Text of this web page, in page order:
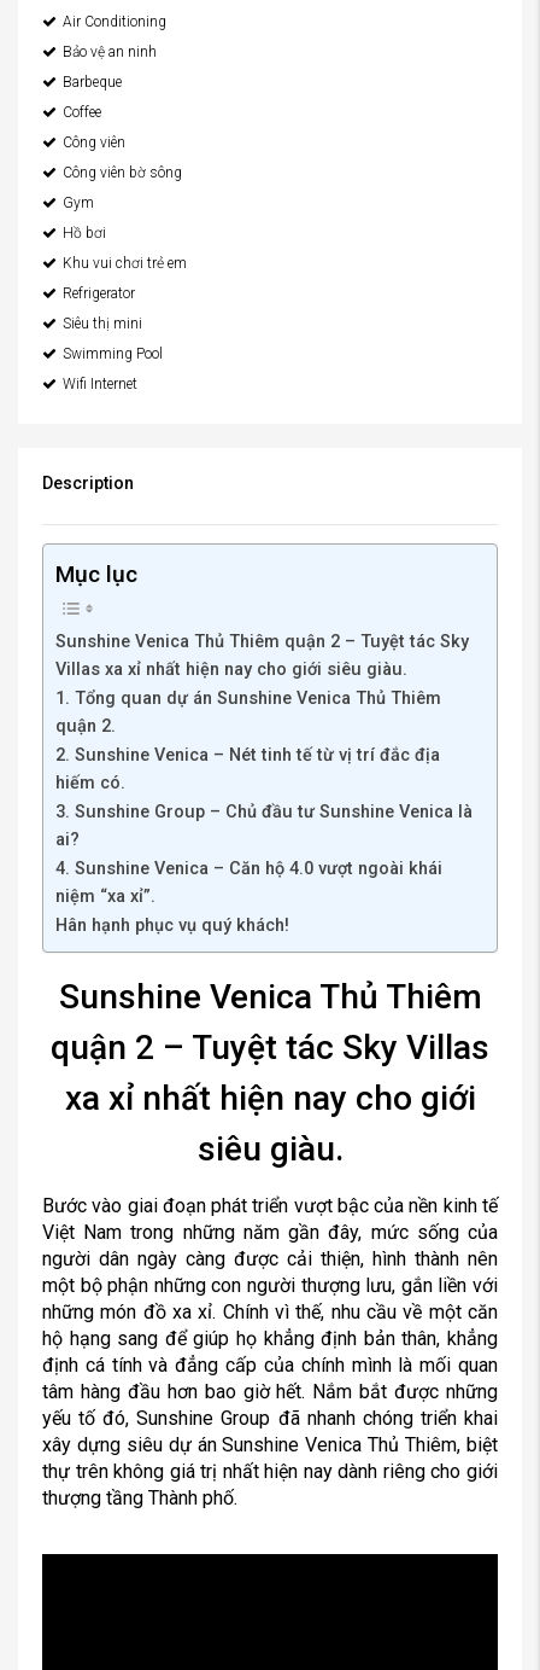
Air Conditioning
Bảo vệ an ninh
Barbeque
Coffee
Công viên
Công viên bờ sông
Gym
Hồ bơi
Khu vui chơi trẻ em
Refrigerator
Siêu thị mini
Swimming Pool
Wifi Internet
Description
Mục lục
Sunshine Venica Thủ Thiêm quận 2 – Tuyệt tác Sky
Villas xa xỉ nhất hiện nay cho giới siêu giàu.
1. Tổng quan dự án Sunshine Venica Thủ Thiêm
quận 2.
2. Sunshine Venica – Nét tinh tế từ vị trí đắc địa
hiếm có.
3. Sunshine Group – Chủ đầu tư Sunshine Venica là
ai?
4. Sunshine Venica – Căn hộ 4.0 vượt ngoài khái
niệm “xa xỉ”.
Hân hạnh phục vụ quý khách!
Sunshine Venica Thủ Thiêm
quận 2 – Tuyệt tác Sky Villas
xa xỉ nhất hiện nay cho giới
siêu giàu.
Bước vào giai đoạn phát triển vượt bậc của nền kinh tế
Việt Nam trong những năm gần đây, mức sống của
người dân ngày càng được cải thiện, hình thành nên
một bộ phận những con người thượng lưu, gắn liền với
những món đồ xa xỉ. Chính vì thế, nhu cầu về một căn
hộ hạng sang để giúp họ khẳng định bản thân, khẳng
định cá tính và đẳng cấp của chính mình là mối quan
tâm hàng đầu hơn bao giờ hết. Nắm bắt được những
yếu tố đó, Sunshine Group đã nhanh chóng triển khai
xây dựng siêu dự án Sunshine Venica Thủ Thiêm, biệt
thự trên không giá trị nhất hiện nay dành riêng cho giới
thượng tầng Thành phố.